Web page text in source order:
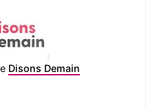
Disons Demain